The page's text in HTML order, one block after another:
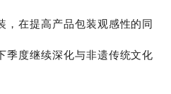
，在提高产品包装观感性的同
季度继续深化与非遗传统文化